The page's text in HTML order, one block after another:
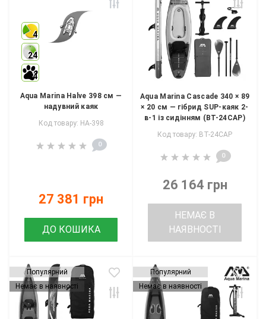
4
24
4
Aqua Marina Halve 398 см —
надувний каяк
Код товару: HA-398
0
27 381 грн
ДО КОШИКА
Aqua Marina Cascade 340 × 89
× 20 см — гібрид SUP-каяк 2-
в-1 із сидінням (BT-24CAP)
Код товару: BT-24CAP
0
26 164 грн
НЕМАЄ В
НАЯВНОСТІ
Популярний
Немає в наявності
Популярний
Немає в наявності